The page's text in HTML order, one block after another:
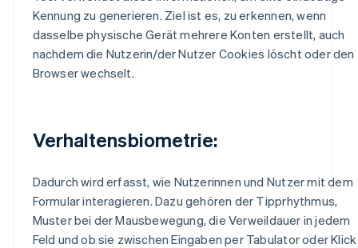
Kennung zu generieren. Ziel ist es, zu erkennen, wenn
dasselbe physische Gerät mehrere Konten erstellt, auch
nachdem die Nutzerin/der Nutzer Cookies löscht oder den
Browser wechselt.
Verhaltensbiometrie:
Dadurch wird erfasst, wie Nutzerinnen und Nutzer mit dem
Formular interagieren. Dazu gehören der Tipprhythmus,
Muster bei der Mausbewegung, die Verweildauer in jedem
Feld und ob sie zwischen Eingaben per Tabulator oder Klick